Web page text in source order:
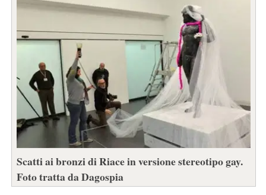
Scatti ai bronzi di Riace in versione stereotipo gay.
Foto tratta da Dagospia